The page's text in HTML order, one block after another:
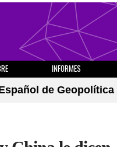
INFORMES
de Geopolítica